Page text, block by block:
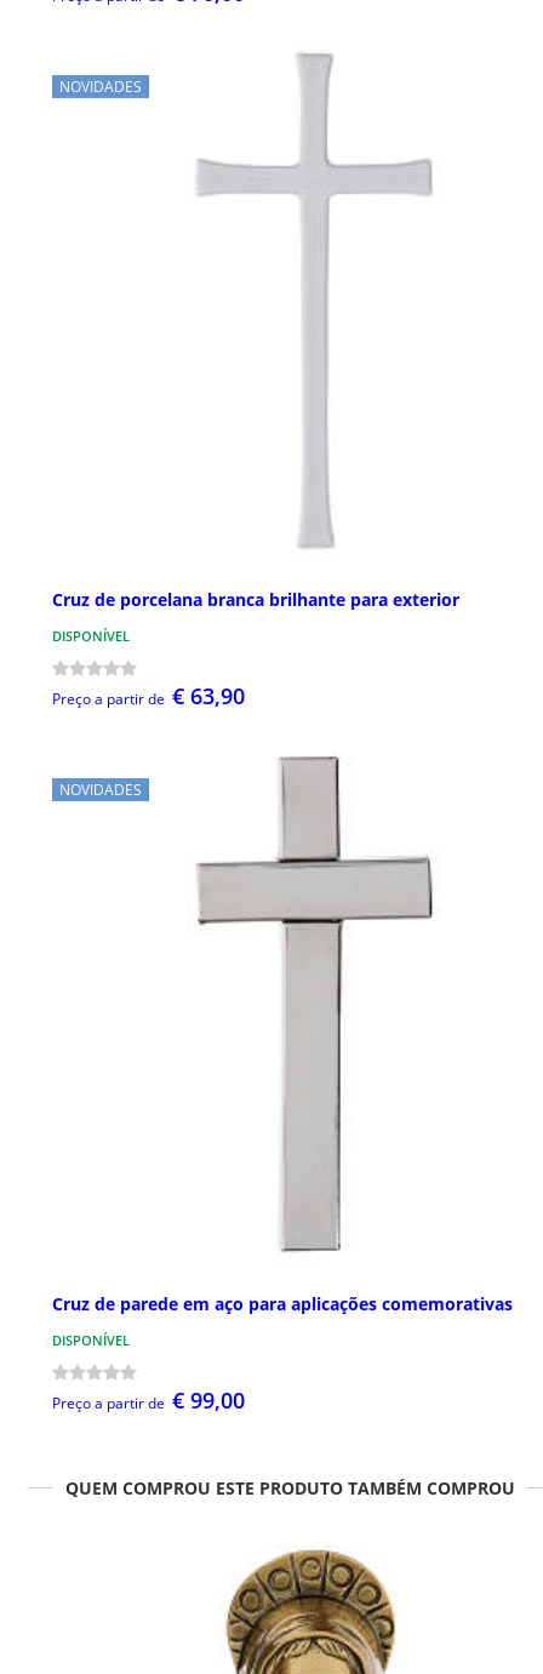
NOVIDADES
Cruz de porcelana branca brilhante para exterior
DISPONÍVEL
Preço a partir de € 63,90
NOVIDADES
Cruz de parede em aço para aplicações comemorativas
DISPONÍVEL
Preço a partir de € 99,00
QUEM COMPROU ESTE PRODUTO TAMBÉM COMPROU